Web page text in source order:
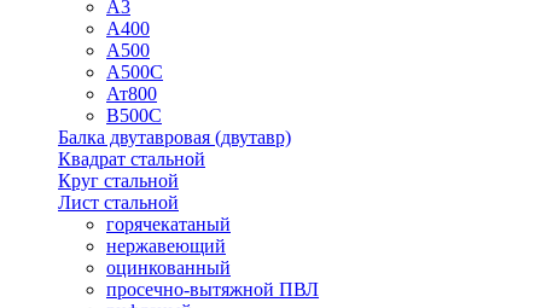
А3
А400
А500
А500С
Ат800
В500С
Балка двутавровая (двутавр)
Квадрат стальной
Круг стальной
Лист стальной
горячекатаный
нержавеющий
оцинкованный
просечно-вытяжной ПВЛ